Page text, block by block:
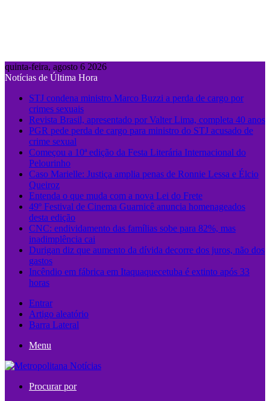
quinta-feira, agosto 6 2026
Notícias de Última Hora
STJ condena ministro Marco Buzzi a perda de cargo por
crimes sexuais
Revista Brasil, apresentado por Valter Lima, completa 40 anos
PGR pede perda de cargo para ministro do STJ acusado de
crime sexual
Começou a 10ª edição da Festa Literária Internacional do
Pelourinho
Caso Marielle: Justiça amplia penas de Ronnie Lessa e Élcio
Queiroz
Entenda o que muda com a nova Lei do Frete
49º Festival de Cinema Guarnicê anuncia homenageados
desta edição
CNC: endividamento das famílias sobe para 82%, mas
inadimplência cai
Durigan diz que aumento da dívida decorre dos juros, não dos
gastos
Incêndio em fábrica em Itaquaquecetuba é extinto após 33
horas
Entrar
Artigo aleatório
Barra Lateral
Menu
Procurar por